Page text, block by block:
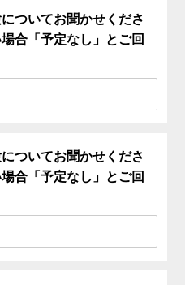
ついてお聞かせくださ
合「予定なし」とご回
ついてお聞かせくださ
合「予定なし」とご回